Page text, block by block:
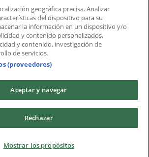
Tiendeo
® 2026 · Shopfully Marketing S.L.U. –
Política de privacidad
geográfica precisa. Analizar
del dispositivo para su
la información en un dispositivo y/o
y contenido personalizados,
y contenido, investigación de
de servicios.
(proveedores)
Aceptar y navegar
Rechazar
Mostrar los propósitos